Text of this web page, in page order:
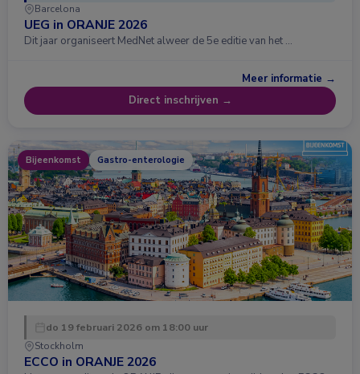
Barcelona
UEG in ORANJE 2026
Dit jaar organiseert MedNet alweer de 5e editie van het …
Meer informatie →
Direct inschrijven →
Bijeenkomst Gastro-enterologie
do 19 februari 2026 om 18:00 uur
Stockholm
ECCO in ORANJE 2026